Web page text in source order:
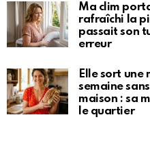
Ma clim
rafraîchi la
passait son
erreur
Elle sort une
semaine
maison : sa
le quartier